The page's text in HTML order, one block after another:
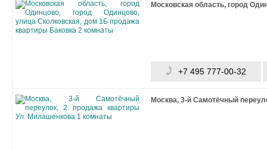
Московская область, город
+7 495 777-00-32
Москва, 3-й Самотёчный